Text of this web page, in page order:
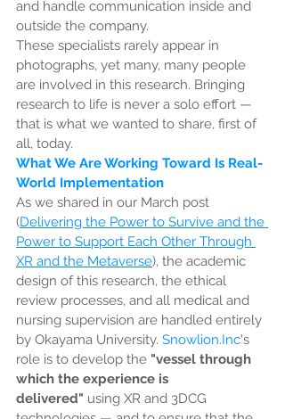
and handle communication inside and
outside the company.
These specialists rarely appear in
photographs, yet many, many people
are involved in this research. Bringing
research to life is never a solo effort —
that is what we wanted to share, first of
all, today.
What We Are Working Toward Is Real-
World Implementation
As we shared in our March post
(Delivering the Power to Survive and the
Power to Support Each Other Through
XR and the Metaverse), the academic
design of this research, the ethical
review processes, and all medical and
nursing supervision are handled entirely
by Okayama University. Snowlion.Inc's
role is to develop the "vessel through
which the experience is
delivered" using XR and 3DCG